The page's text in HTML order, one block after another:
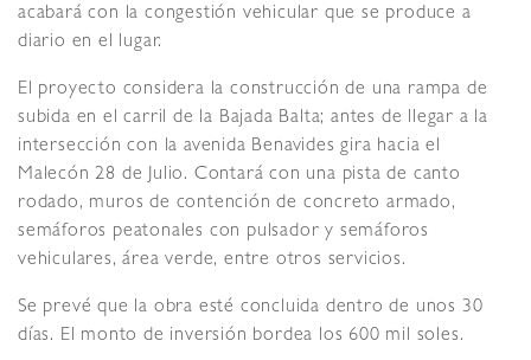
acabará con la congestión vehicular que se produce a
diario en el lugar.
El proyecto considera la construcción de una rampa de
subida en el carril de la Bajada Balta; antes de llegar a la
intersección con la avenida Benavides gira hacia el
Malecón 28 de Julio. Contará con una pista de canto
rodado, muros de contención de concreto armado,
semáforos peatonales con pulsador y semáforos
vehiculares, área verde, entre otros servicios.
Se prevé que la obra esté concluida dentro de unos 30
días. El monto de inversión bordea los 600 mil soles.